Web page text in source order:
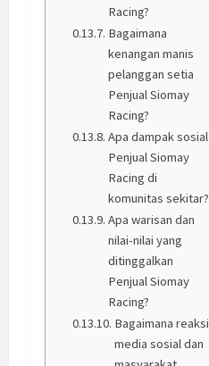
Racing?
Bagaimana
kenangan manis
pelanggan setia
Penjual Siomay
Racing?
Apa dampak sosial
Penjual Siomay
Racing di
komunitas sekitar?
Apa warisan dan
nilai-nilai yang
ditinggalkan
Penjual Siomay
Racing?
Bagaimana reaksi
media sosial dan